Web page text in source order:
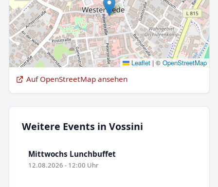
Leaflet |© OpenStreetMap
Auf OpenStreetMap ansehen
Weitere Events in Vossini
Mittwochs Lunchbuffet
12.08.2026 - 12:00 Uhr